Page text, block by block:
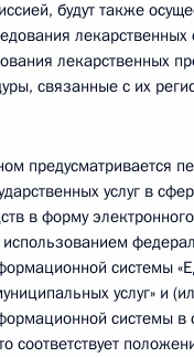
будут также
лекарственных
лекарственных
связанные с их
предусматривается
услуг в
в форму электронного
использованием
системы
услуг» и
системы в
соответствует